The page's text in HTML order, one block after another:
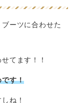
ーツに合わせた
てます！！
です！
ね！